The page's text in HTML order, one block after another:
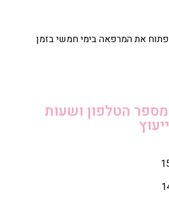
את המרפאה בימי חמשי בזמן
מספר הטלפון ושעות